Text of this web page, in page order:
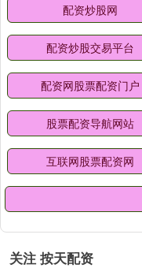
配资炒股网
配资炒股交易平台
配资网股票配资门户
股票配资导航网站
互联网股票配资网
关注 按天配资